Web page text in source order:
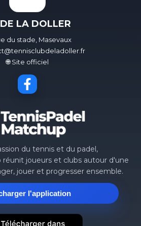
LA DOLLER
du stade, Masevaux
🌐 Site officiel
du tennis et du padel,
réunit joueurs et clubs autour d'une
jouer et progresser ensemble.
l'application